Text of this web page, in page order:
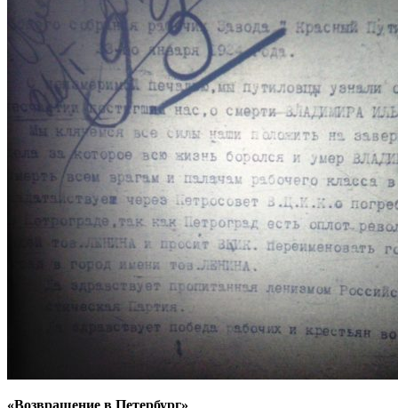
«Возвращение в Петербург»